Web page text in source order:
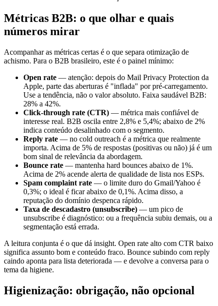
Métricas B2B: o que olhar e quais
números mirar
Acompanhar as métricas certas é o que separa otimização de
achismo. Para o B2B brasileiro, este é o painel mínimo:
Open rate — atenção: depois do Mail Privacy Protection da
Apple, parte das aberturas é "inflada" por pré-carregamento.
Use a tendência, não o valor absoluto. Faixa saudável B2B:
28% a 42%.
Click-through rate (CTR) — métrica mais confiável de
interesse real. B2B oscila entre 2,8% e 5,4%; abaixo de 2%
indica conteúdo desalinhado com o segmento.
Reply rate — no cold outreach é a métrica que realmente
importa. Acima de 5% de respostas (positivas ou não) já é um
bom sinal de relevância da abordagem.
Bounce rate — mantenha hard bounces abaixo de 1%.
Acima de 2% acende alerta de qualidade de lista nos ESPs.
Spam complaint rate — o limite duro do Gmail/Yahoo é
0,3%; o ideal é ficar abaixo de 0,1%. Acima disso, a
reputação do domínio despenca rápido.
Taxa de descadastro (unsubscribe) — um pico de
unsubscribe é diagnóstico: ou a frequência subiu demais, ou a
segmentação está errada.
A leitura conjunta é o que dá insight. Open rate alto com CTR baixo
significa assunto bom e conteúdo fraco. Bounce subindo com reply
caindo aponta para lista deteriorada — e devolve a conversa para o
tema da higiene.
Higienização: obrigação, não opcional